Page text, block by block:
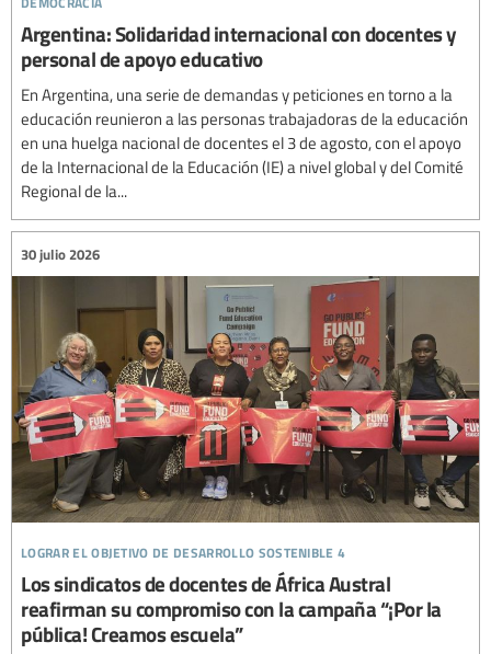
Argentina: Solidaridad internacional con docentes y
personal de apoyo educativo
En Argentina, una serie de demandas y peticiones en torno a la
educación reunieron a las personas trabajadoras de la educación
en una huelga nacional de docentes el 3 de agosto, con el apoyo
de la Internacional de la Educación (IE) a nivel global y del Comité
Regional de la...
lograr el objetivo de desarrollo sostenible 4
30 julio 2026
Los sindicatos de docentes de África Austral
reafirman su compromiso con la campaña “¡Por la
pública! Creamos escuela”